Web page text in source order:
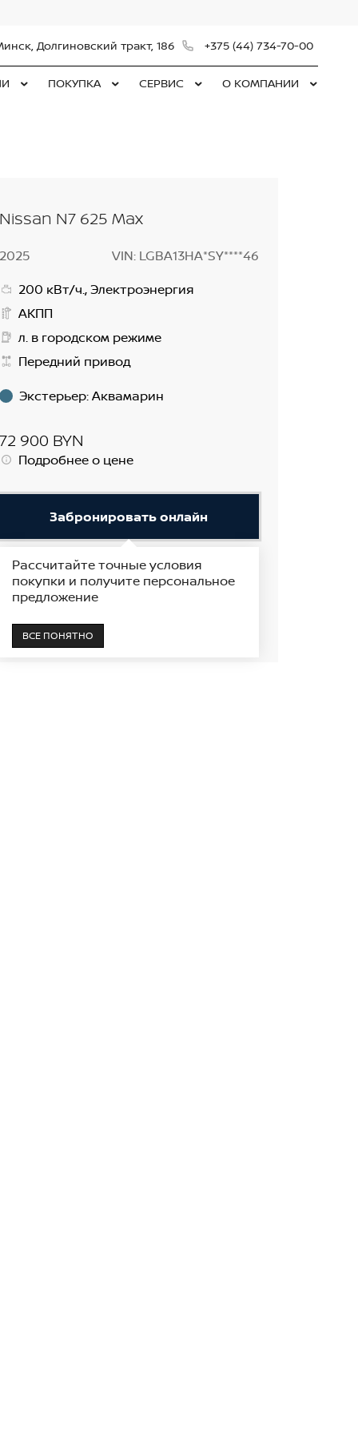
Долгиновский тракт, 186 +375 (44) 734-70-00
ПОКУПКА СЕРВИС О КОМПАНИИ
N7 625 Max
VIN: LGBA13HA*SY****46
200 кВт/ч., Электроэнергия
АКПП
л. в городском режиме
Передний привод
Экстерьер:Аквамарин
900 BYN
Подробнее о цене
Забронировать онлайн
Рассчитайте точные условия
покупки и получите персональное
предложение
ВСЕ ПОНЯТНО
Получить предложение
Поставщик автомобилей Nissan